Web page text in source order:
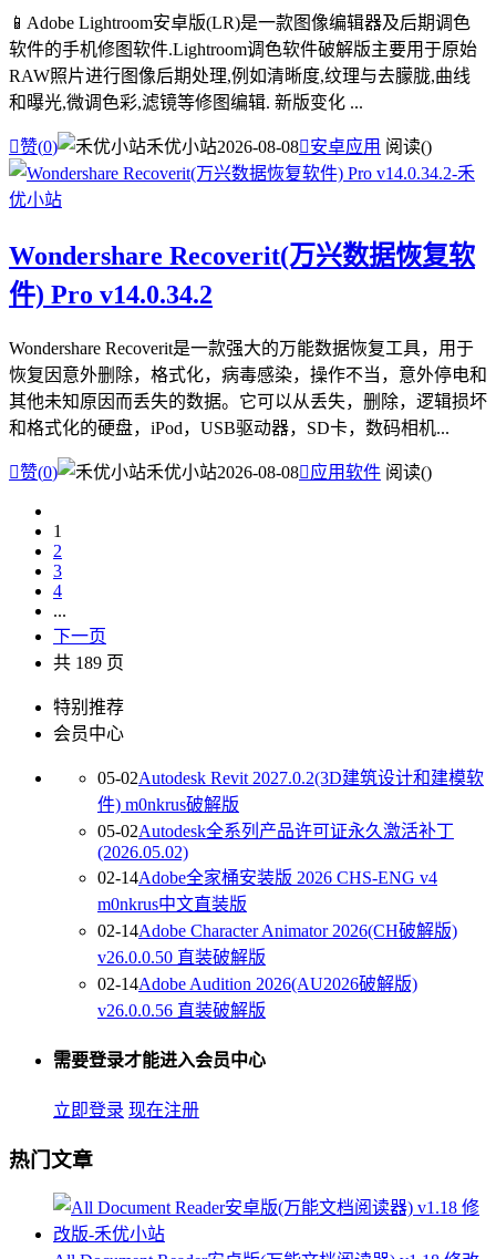
📱Adobe Lightroom安卓版(LR)是一款图像编辑器及后期调色
软件的手机修图软件.Lightroom调色软件破解版主要用于原始
RAW照片进行图像后期处理,例如清晰度,纹理与去朦胧,曲线
和曝光,微调色彩,滤镜等修图编辑. 新版变化 ...
赞(0) 禾优小站2026-08-08安卓应用 阅读()
Wondershare Recoverit(万兴数据恢复软
件) Pro v14.0.34.2
Wondershare Recoverit是一款强大的万能数据恢复工具，用于
恢复因意外删除，格式化，病毒感染，操作不当，意外停电和
其他未知原因而丢失的数据。它可以从丢失，删除，逻辑损坏
和格式化的硬盘，iPod，USB驱动器，SD卡，数码相机...
赞(0) 禾优小站2026-08-08应用软件 阅读()
1
2
3
4
...
下一页
共 189 页
特别推荐
会员中心
05-02Autodesk Revit 2027.0.2(3D建筑设计和建模软
件) m0nkrus破解版
05-02Autodesk全系列产品许可证永久激活补丁
(2026.05.02)
02-14Adobe全家桶安装版 2026 CHS-ENG v4
m0nkrus中文直装版
02-14Adobe Character Animator 2026(CH破解版)
v26.0.0.50 直装破解版
02-14Adobe Audition 2026(AU2026破解版)
v26.0.0.56 直装破解版
需要登录才能进入会员中心
立即登录 现在注册
热门文章